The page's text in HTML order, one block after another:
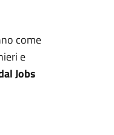
come
e
Jobs